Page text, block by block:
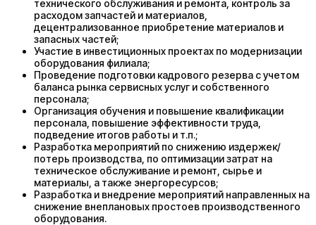
технического обслуживания и ремонта, контроль за
расходом запчастей и материалов,
децентрализованное приобретение материалов и
запасных частей;
Участие в инвестиционных проектах по модернизации
оборудования филиала;
Проведение подготовки кадрового резерва с учетом
баланса рынка сервисных услуг и собственного
персонала;
Организация обучения и повышение квалификации
персонала, повышение эффективности труда,
подведение итогов работы и т.п.;
Разработка мероприятий по снижению издержек/
потерь производства, по оптимизации затрат на
техническое обслуживание и ремонт, сырье и
материалы, а также энергоресурсов;
Разработка и внедрение мероприятий направленных на
снижение внеплановых простоев производственного
оборудования.